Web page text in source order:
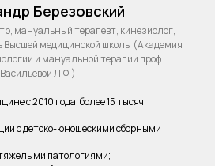
Березовский
мануальный терапевт, кинезиолог,
Высшей медицинской школы (Академия
и мануальной терапии проф.
Васильевой Л.Ф.)
с 2010 года; более 15 тысяч
с детско-юношескими сборными
патологиями;